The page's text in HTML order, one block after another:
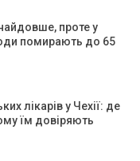
проте у
помирають до 65
лікарів у Чехії: де
їм довіряють